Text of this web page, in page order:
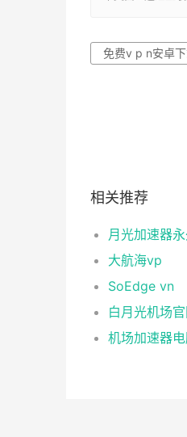
免费v p n安卓
相关推荐
月光加速器
大航海vp
SoEdge vn
白月光机场
机场加速器